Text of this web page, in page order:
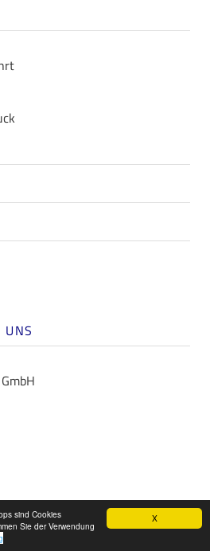
X
sind Cookies
Sie der Verwendung
UNS
© 2026 GoldGottlieb